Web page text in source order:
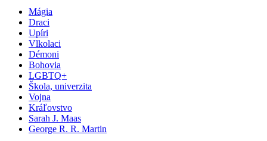
Mágia
Draci
Upíri
Vlkolaci
Démoni
Bohovia
LGBTQ+
Škola, univerzita
Vojna
Kráľovstvo
Sarah J. Maas
George R. R. Martin